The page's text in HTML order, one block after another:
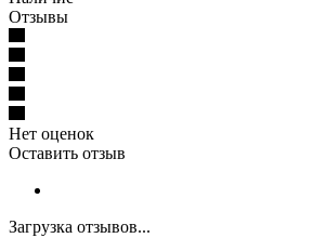
Отзывы
Нет оценок
Оставить отзыв
Загрузка отзывов...